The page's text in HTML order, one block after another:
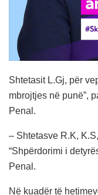
Shtetasit L.Gj, për
mbrojtjes në punë”,
Penal.
– Shtetasve R.K,
“Shpërdorimi i
Penal.
Në kuadër të